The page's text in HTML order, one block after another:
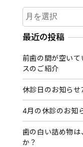
ア
ー
カ
ブ
最近の投稿
前歯の間が空い
スのご紹介
休診日のお知らせ
4月の休診のお知
歯の白い詰め物
か？